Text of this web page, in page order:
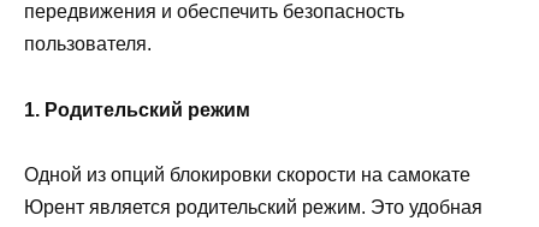
передвижения и обеспечить безопасность
пользователя.
1. Родительский режим
Одной из опций блокировки скорости на самокате
Юрент является родительский режим. Это удобная